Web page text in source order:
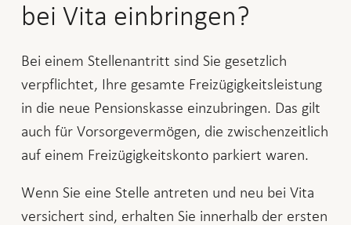
bei Vita einbringen?
Bei einem Stellenantritt sind Sie gesetzlich
verpflichtet, Ihre gesamte Freizügigkeitsleistung
in die neue Pensionskasse einzubringen. Das gilt
auch für Vorsorgevermögen, die zwischenzeitlich
auf einem Freizügigkeitskonto parkiert waren.
Wenn Sie eine Stelle antreten und neu bei Vita
versichert sind, erhalten Sie innerhalb der ersten